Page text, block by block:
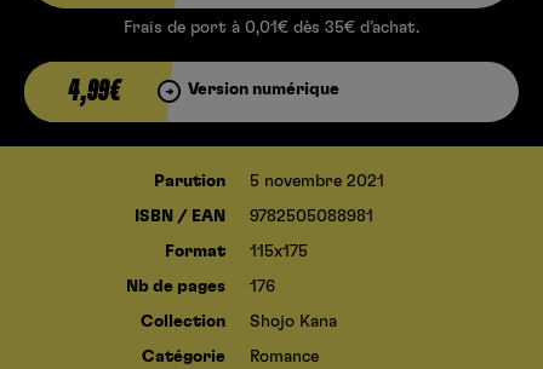
Frais de port à 0,01€ dès 35€ d’achat.
4,99€ Version numérique
Parution 5 novembre 2021
ISBN / EAN 9782505088981
Format 115x175
Nb de pages 176
Collection Shojo Kana
Catégorie Romance